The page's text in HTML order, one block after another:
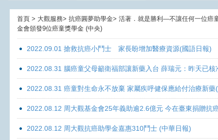
首頁 > 大觀服務> 抗癌圓夢助學金> 活著．就是勝利—不讓任何一位癌
金會頒發9位癌童獎學金 (中央)
2022.09.01 搶救抗癌小鬥士 家長盼增加醫療資源(國語日報)
2022.08.31 腦癌童父母籲衛福部讓新藥入台 薛瑞元：昨天已
2022.08.31 癌童對生命永不放棄 家屬疾呼健保應給付治療新藥
2022.08.12 周大觀基金會25年義助逾2.6億元 今在臺東捐贈抗
2022.08.12 周大觀抗癌助學金嘉惠310鬥士 (中華日報)